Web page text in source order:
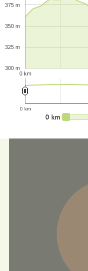
0 km
300 m
325 m
350 m
375 m
0 km
0 km